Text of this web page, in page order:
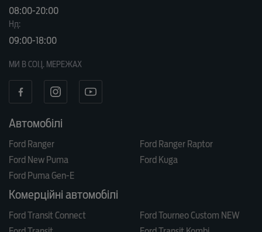
08:00-20:00
Нд:
09:00-18:00
МИ В СОЦ. МЕРЕЖАХ
Автомобілі
Ford Ranger
Ford Ranger Raptor
Ford New Puma
Ford Kuga
Ford Puma Gen-E
Комерційні автомобілі
Ford Transit Connect
Ford Tourneo Custom NEW